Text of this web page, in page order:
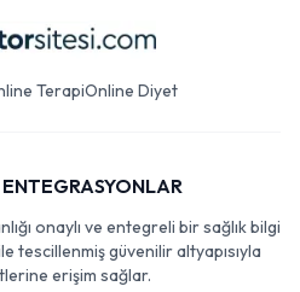
TerapiOnline Diyet
onaylı ve entegreli bir sağlık bilgi
tescillenmiş güvenilir altyapısıyla
erişim sağlar.